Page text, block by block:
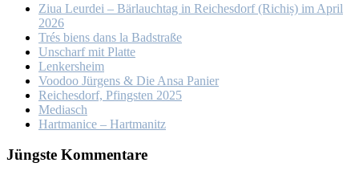
Ziua Leur­dei – Bär­lauch­tag in Rei­ches­dorf (Ri­chiș) im April
2026
Trés biens dans la Bad­stra­ße
Un­scharf mit Plat­te
Len­kers­heim
Voo­doo Jür­gens & Die An­sa Pa­nier
Rei­ches­dorf, Pfings­ten 2025
Me­dia­sch
Hart­ma­nice – Hart­ma­nitz
Jüngs­te Kom­men­ta­re